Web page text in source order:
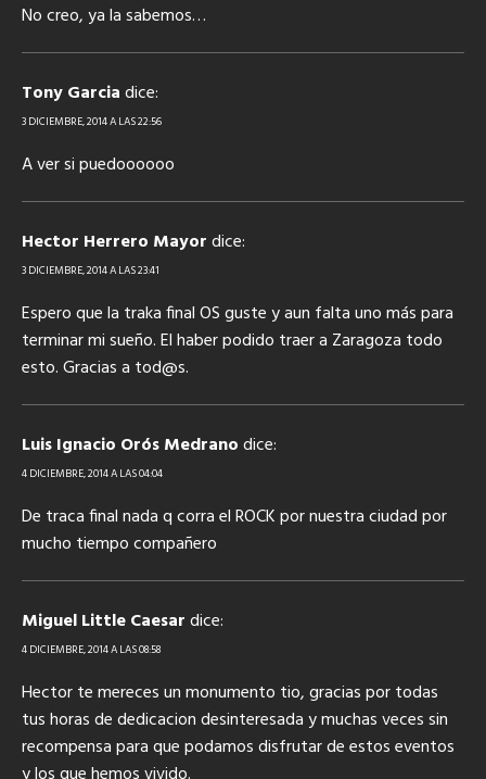
No creo, ya la sabemos…
Tony Garciadice:
3 DICIEMBRE, 2014 A LAS 22:56
A ver si puedoooooo
Hector Herrero Mayordice:
3 DICIEMBRE, 2014 A LAS 23:41
Espero que la traka final OS guste y aun falta uno más para
terminar mi sueño. El haber podido traer a Zaragoza todo
esto. Gracias a tod@s.
Luis Ignacio Orós Medranodice:
4 DICIEMBRE, 2014 A LAS 04:04
De traca final nada q corra el ROCK por nuestra ciudad por
mucho tiempo compañero
Miguel Little Caesardice:
4 DICIEMBRE, 2014 A LAS 08:58
Hector te mereces un monumento tio, gracias por todas
tus horas de dedicacion desinteresada y muchas veces sin
recompensa para que podamos disfrutar de estos eventos